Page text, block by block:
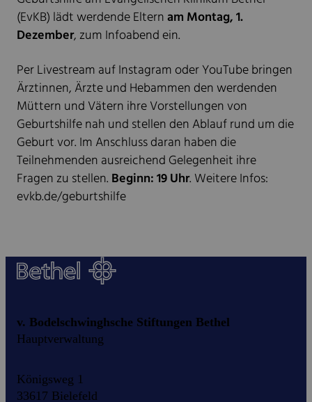
(EvKB) lädt werdende Elternam Montag, 1.
Dezember, zum Infoabend ein.
Per Livestream auf Instagram oder YouTube bringen
Ärztinnen, Ärzte und Hebammen den werdenden
Müttern und Vätern ihre Vorstellungen von
Geburtshilfe nah und stellen den Ablauf rund um die
Geburt vor. Im Anschluss daran haben die
Teilnehmenden ausreichend Gelegenheit ihre
Fragen zu stellen. Beginn: 19 Uhr. Weitere Infos:
evkb.de/geburtshilfe
v. Bodelschwinghsche Stiftungen Bethel
Hauptverwaltung
Königsweg 1
33617 Bielefeld